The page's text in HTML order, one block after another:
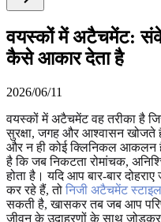
वयस्कों में अटैचमेंट:
कैसे आकार देता है
2026/06/11
वयस्कों में अटैचमेंट वह तरीका है
सुरक्षा, जगह और आश्वासन खोजते
और न ही कोई क्लिनिकल आकलन
है कि जब निकटता रोमांचक,
होता है। यदि आप बार-बार
कर रहे हैं, तो निजी अटैचमेंट
सकती है, खासकर तब जब आप
जीवन के उदाहरणों के साथ